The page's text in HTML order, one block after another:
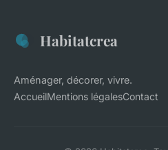
Habitatcrea
Aménager, décorer, vivre.
AccueilMentions légalesContact